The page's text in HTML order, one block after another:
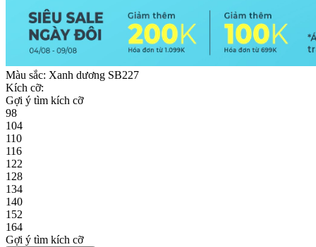
Màu sắc: Xanh dương SB227
Kích cỡ:
Gợi ý tìm kích cỡ
98
104
110
116
122
128
134
140
152
164
Gợi ý tìm kích cỡ